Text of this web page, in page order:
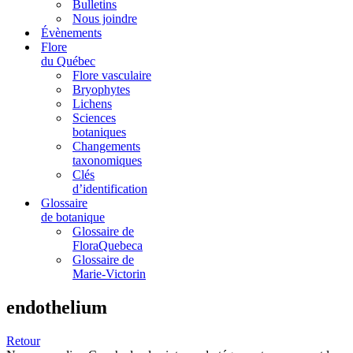
Bulletins
Nous joindre
Évènements
Flore
du Québec
Flore vasculaire
Bryophytes
Lichens
Sciences
botaniques
Changements
taxonomiques
Clés
d’identification
Glossaire
de botanique
Glossaire de
FloraQuebeca
Glossaire de
Marie-Victorin
endothelium
Retour